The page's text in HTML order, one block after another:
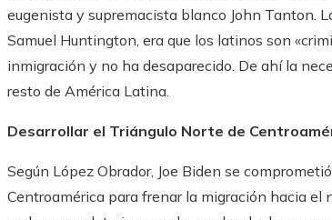
eugenista y supremacista blanco John Tanton.
Samuel Huntington, era que los latinos son
inmigración y no ha desaparecido. De ahí la
resto de América Latina.
Desarrollar el Triángulo Norte de
Según López Obrador, Joe Biden se
Centroamérica para frenar la migración hacia el